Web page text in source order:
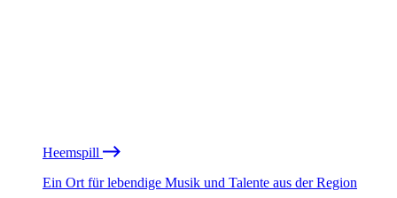
Heemspill
Ein Ort für lebendige Musik und Talente aus der Region